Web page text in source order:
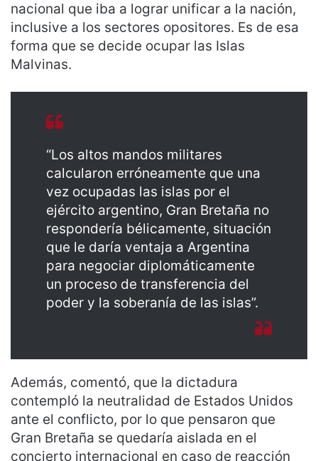
nacional que iba a lograr unificar a la nación,
inclusive a los sectores opositores. Es de esa
forma que se decide ocupar las Islas
Malvinas.
“Los altos mandos militares
calcularon erróneamente que una
vez ocupadas las islas por el
ejército argentino, Gran Bretaña no
respondería bélicamente, situación
que le daría ventaja a Argentina
para negociar diplomáticamente
un proceso de transferencia del
poder y la soberanía de las islas”.
Además, comentó, que la dictadura
contempló la neutralidad de Estados Unidos
ante el conflicto, por lo que pensaron que
Gran Bretaña se quedaría aislada en el
concierto internacional en caso de reacción